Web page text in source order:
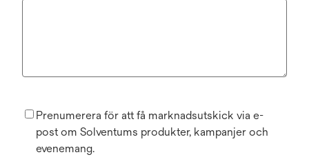
Prenumerera för att få marknadsutskick via e-
post om Solventums produkter, kampanjer och
evenemang.